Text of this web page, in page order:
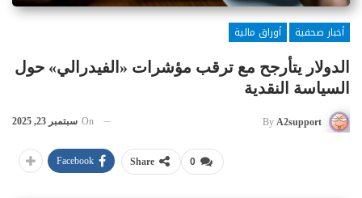
أخبار صحفية
أوراق مالية
الدولار يتأرجح مع ترقب مؤشرات «الفيدرالي» حول
السياسة النقدية
By A2support
On سبتمبر 23, 2025
0
Share
Facebook